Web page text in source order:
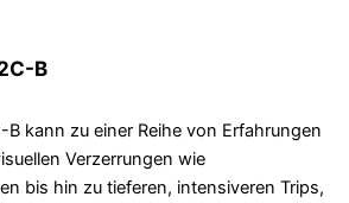
B
B kann zu einer Reihe von Erfahrungen
Verzerrungen wie
bis hin zu tieferen, intensiveren Trips,